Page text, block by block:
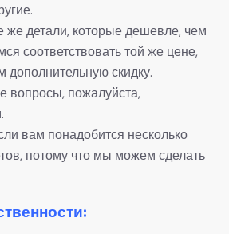
же детали, которые дешевле, чем
соответствовать той же цене,
скидку.
вопросы, пожалуйста,
вам понадобится несколько
потому что мы можем сделать